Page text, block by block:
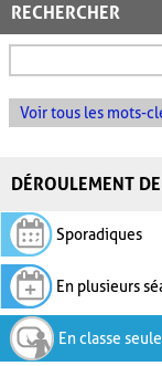
RECHERCHER
Voir tous les mots-
DÉROULEMENT
Sporadiques
En plusieurs
En classe